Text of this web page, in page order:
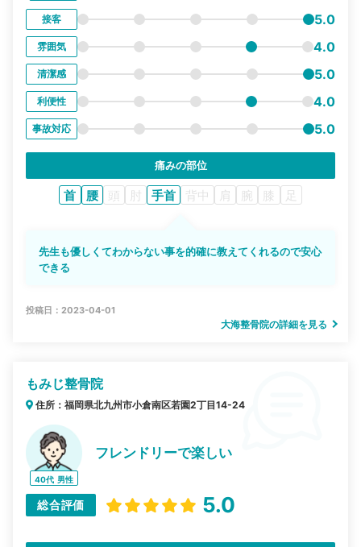
接客 5.0
雰囲気 4.0
清潔感 5.0
利便性 4.0
事故対応 5.0
痛みの部位
首 腰 頭 肘 手首 背中 肩 腕 膝 足
先生も優しくてわからない事を的確に教えてくれるので安心
できる
投稿日：2023-04-01
大海整骨院の詳細を見る
もみじ整骨院
住所：福岡県北九州市小倉南区若園2丁目14-24
40代 男性
フレンドリーで楽しい
総合評価 5.0